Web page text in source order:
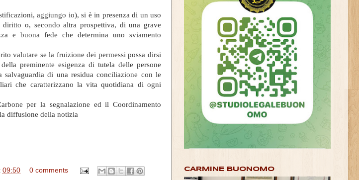
aggiungo io), si è in presenza di un uso
o, secondo altra prospettiva, di una grave
e buona fede che determina uno sviamento
valutare se la fruizione dei permessi possa dirsi
preminente esigenza di tutela delle persone
di una residua conciliazione con le
che caratterizzano la vita quotidiana di ogni
per la segnalazione ed il Coordinamento
diffusione della notizia
09:50 0 comments CARMINE BUONOMO